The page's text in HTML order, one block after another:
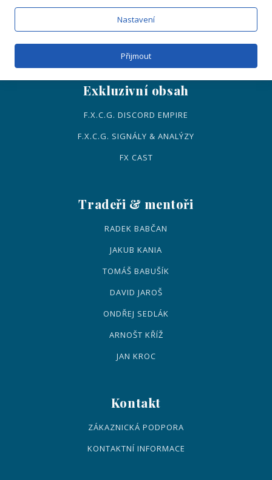
VIDI – ONLINE
VICI – NAŽIVO
Exkluzivní obsah
F.X.C.G. DISCORD EMPIRE
F.X.C.G. SIGNÁLY & ANALÝZY
FX CAST
Tradeři & mentoři
RADEK BABČAN
JAKUB KANIA
TOMÁŠ BABUŠÍK
DAVID JAROŠ
ONDŘEJ SEDLÁK
ARNOŠT KŘÍŽ
JAN KROC
Kontakt
ZÁKAZNICKÁ PODPORA
KONTAKTNÍ INFORMACE
Nastavení
Přijmout